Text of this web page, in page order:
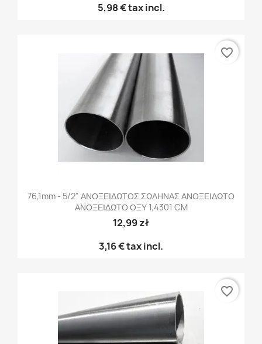
5,98 €tax incl.
76,1mm - 5/2" ΑΝΟΞΕΙΔΩΤΟΣ ΣΩΛΗΝΑΣ ΑΝΟΞΕΙΔΩΤΟ
ΑΝΟΞΕΙΔΩΤΟ ΟΞΥ 1,4301 CM
12,99 zł
3,16 €tax incl.
favorite_border
favorite_border